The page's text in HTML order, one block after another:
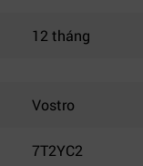
12 tháng
Vostro
7T2YC2